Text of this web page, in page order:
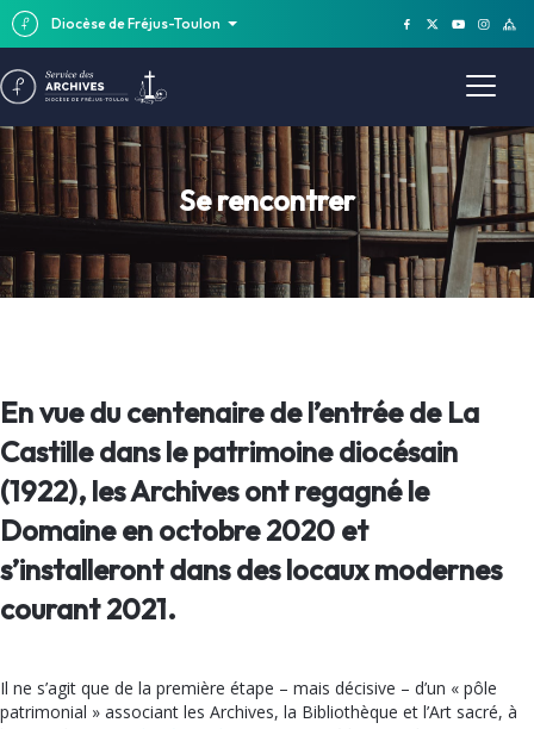
Diocèse de Fréjus-Toulon
Se rencontrer
En vue du centenaire de l’entrée de La
Castille dans le patrimoine diocésain
(1922), les Archives ont regagné le
Domaine en octobre 2020 et
s’installeront dans des locaux modernes
courant 2021.
Il ne s’agit que de la première étape – mais décisive – d’un « pôle
patrimonial » associant les Archives, la Bibliothèque et l’Art sacré, à